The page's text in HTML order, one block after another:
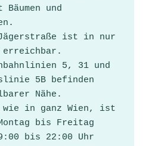
und
ist in nur
erreichbar.
5, 31 und
5B befinden
Nähe.
in ganz Wien, ist
bis Freitag
bis 22:00 Uhr